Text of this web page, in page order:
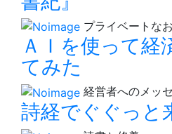
プライベートな
ＡＩを使って経
てみた
経営者へのメッ
詩経でぐぐっと